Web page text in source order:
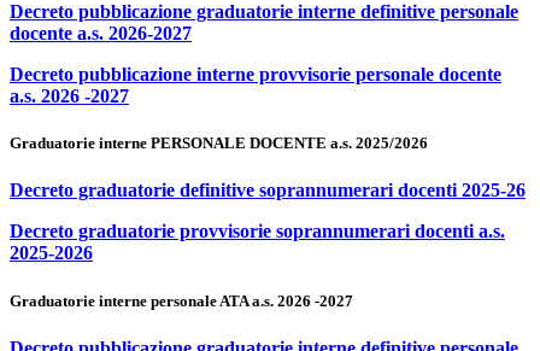
Decreto pubblicazione graduatorie interne definitive personale
docente a.s. 2026-2027
Decreto pubblicazione interne provvisorie personale docente
a.s. 2026 -2027
Graduatorie interne PERSONALE DOCENTE a.s. 2025/2026
Decreto graduatorie definitive soprannumerari docenti 2025-26
Decreto graduatorie provvisorie soprannumerari docenti a.s.
2025-2026
Graduatorie interne personale ATA a.s. 2026 -2027